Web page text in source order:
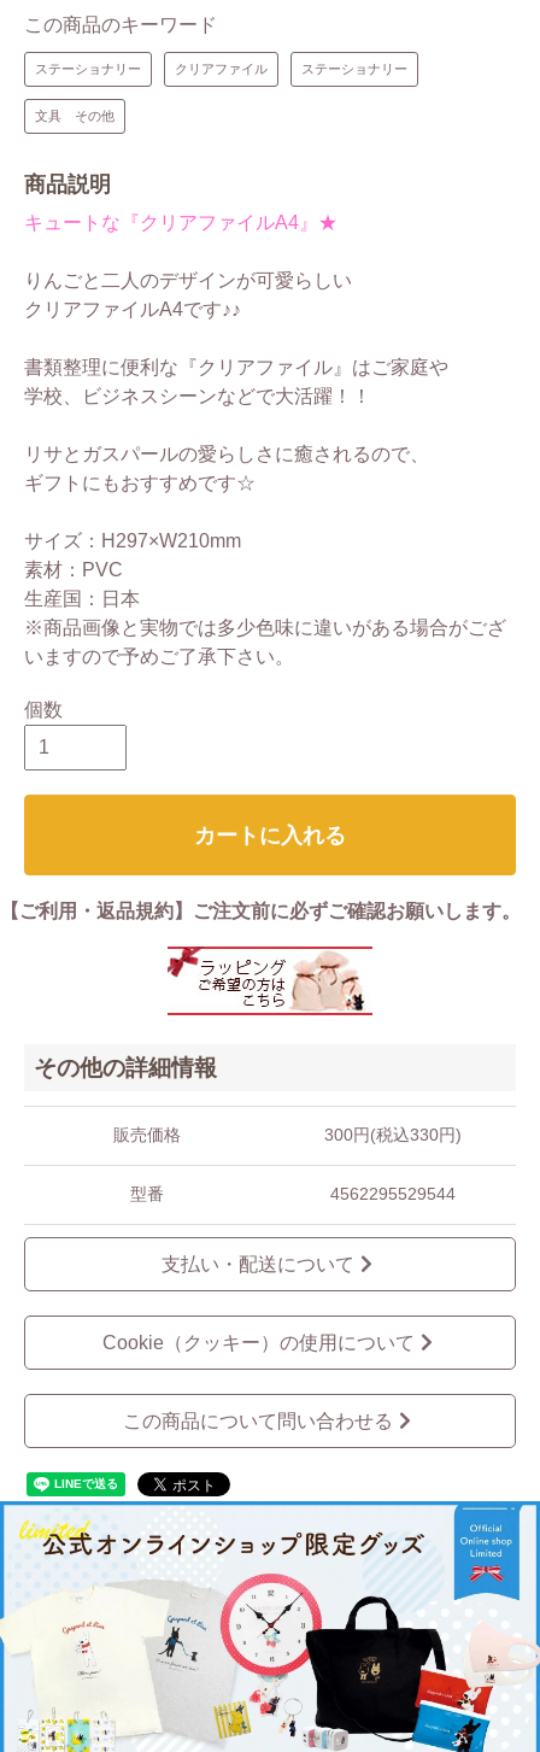
この商品のキーワード
ステーショナリー クリアファイル ステーショナリー
文具 その他
商品説明
キュートな『クリアファイルA4』★
りんごと二人のデザインが可愛らしい
クリアファイルA4です♪♪
書類整理に便利な『クリアファイル』はご家庭や
学校、ビジネスシーンなどで大活躍！！
リサとガスパールの愛らしさに癒されるので、
ギフトにもおすすめです☆
サイズ：H297×W210mm
素材：PVC
生産国：日本
※商品画像と実物では多少色味に違いがある場合がござ
いますので予めご了承下さい。
個数
カートに入れる
【ご利用・返品規約】ご注文前に必ずご確認お願いします。
その他の詳細情報
販売価格 300円(税込330円)
型番 4562295529544
支払い・配送について
Cookie（クッキー）の使用について
この商品について問い合わせる